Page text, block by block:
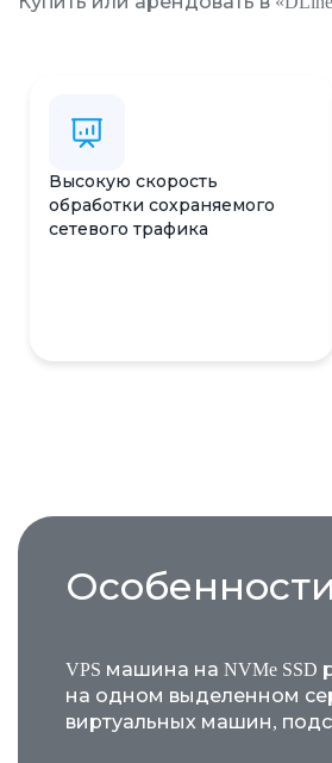
Высокую скорость
обработки сохраняемого
сетевого трафика
VPS машина на NVMe SSD
на одном выделенном
виртуальных машин,